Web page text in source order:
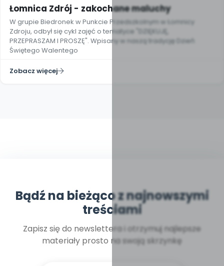
Łomnica Zdrój - zakochane maluchy
W grupie Biedronek w Punkcie Przedszkolnym w Łomnicy
Zdroju, odbył się cykl zajęć o tematyce "DZIĘKUJĘ,
PRZEPRASZAM I PROSZĘ". Wpisany w naszą tradycję Dzień
Świętego Walentego
Zobacz więcej
Bądź na bieżąco z najnowszymi
treściami
Zapisz się do newslettera i otrzymuj najlepsze
materiały prosto na swoją skrzynkę